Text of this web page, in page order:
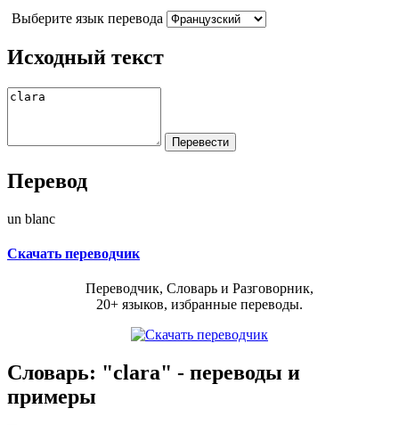
Выберите язык перевода
Исходный текст
Перевод
un blanc
Скачать переводчик
Переводчик, Словарь и Разговорник,
20+ языков, избранные переводы.
Словарь: "clara" - переводы и
примеры